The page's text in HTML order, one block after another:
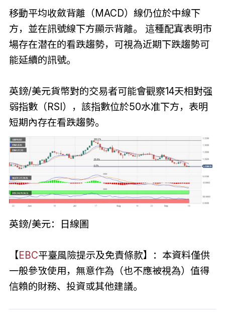
移動平均收斂背離（MACD）線仍位於中線下
方，並在訊號線下方顯示背離。 這種配寘表明市
場存在潜在的看跌趨勢，可視為近期下跌趨勢可
能延續的訊號。
英鎊/美元貨幣對的交易者可能會觀察14天相對强
弱指數（RSI），該指數位於50水准下方，表明
短期內存在看跌趨勢。
英鎊/美元：日線圖
【EBC平臺風險提示及免責條款】：本資料僅供
一般參攷使用，無意作為（也不應被視為）值得
信賴的財務、投資或其他建議。